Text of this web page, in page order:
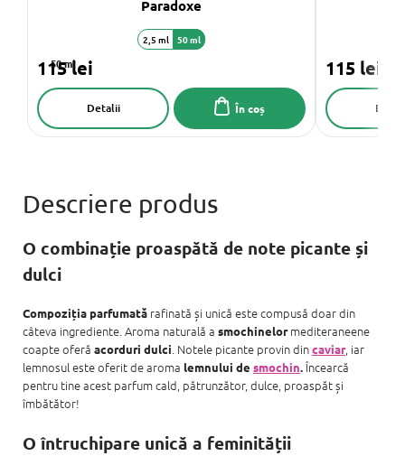
Paradoxe
50 ml
115 lei
În coș
Detalii
2,5 ml 50 ml
115 lei
O combinație proaspătă de note picante și
dulci
Compoziția parfumată rafinată și unică este compusă doar din
câteva ingrediente. Aroma naturală a smochinelormediteraneene
coapte oferă acorduri dulci. Notele picante provin dincaviar, iar
lemnosul este oferit de aroma lemnului de smochin.Încearcă
pentru tine acest parfum cald, pătrunzător, dulce, proaspăt și
îmbătător!
O întruchipare unică a feminității